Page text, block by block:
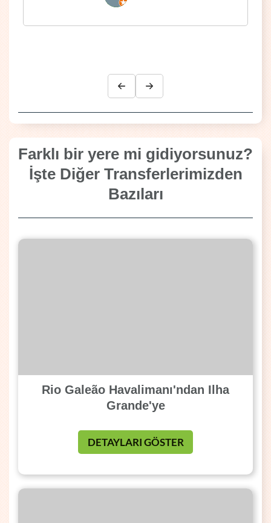
Farklı bir yere mi gidiyorsunuz?
İşte Diğer Transferlerimizden
Bazıları
Rio Galeão Havalimanı'ndan Ilha
Grande'ye
DETAYLARI GÖSTER